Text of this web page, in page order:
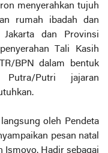
menyerahkan tujuh
rumah ibadah dan
dan Provinsi
Tali Kasih
BPN dalam bentuk
Putra/Putri jajaran
oleh Pendeta
pesan natal
Ismoyo. Hadir sebagai